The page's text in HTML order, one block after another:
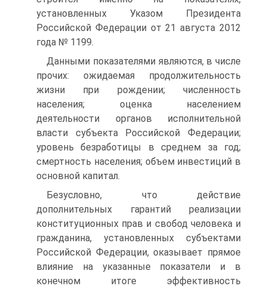
установленных Указом Президента
Российской Федерации от 21 августа 2012
года № 1199.
Данными показателями являются, в числе
прочих: ожидаемая продолжительность
жизни при рождении; численность
населения; оценка населением
деятельности органов исполнительной
власти субъекта Российской Федерации;
уровень безработицы в среднем за год;
смертность населения; объем инвестиций в
основной капитал.
Безусловно, что действие
дополнительных гарантий реализации
конституционных прав и свобод человека и
гражданина, установленных субъектами
Российской Федерации, оказывает прямое
влияние на указанные показатели и в
конечном итоге эффективность